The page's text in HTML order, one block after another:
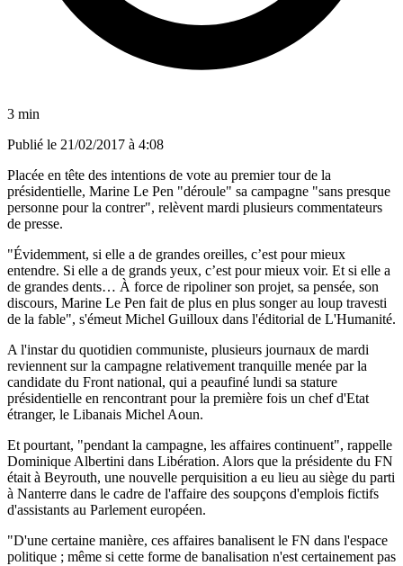
3 min
Publié le 21/02/2017 à 4:08
Placée en tête des intentions de vote au premier tour de la
présidentielle, Marine Le Pen "déroule" sa campagne "sans presque
personne pour la contrer", relèvent mardi plusieurs commentateurs
de presse.
"Évidemment, si elle a de grandes oreilles, c’est pour mieux
entendre. Si elle a de grands yeux, c’est pour mieux voir. Et si elle a
de grandes dents… À force de ripoliner son projet, sa pensée, son
discours, Marine Le Pen fait de plus en plus songer au loup travesti
de la fable", s'émeut Michel Guilloux dans l'éditorial de L'Humanité.
A l'instar du quotidien communiste, plusieurs journaux de mardi
reviennent sur la campagne relativement tranquille menée par la
candidate du Front national, qui a peaufiné lundi sa stature
présidentielle en rencontrant pour la première fois un chef d'Etat
étranger, le Libanais Michel Aoun.
Et pourtant, "pendant la campagne, les affaires continuent", rappelle
Dominique Albertini dans Libération. Alors que la présidente du FN
était à Beyrouth, une nouvelle perquisition a eu lieu au siège du parti
à Nanterre dans le cadre de l'affaire des soupçons d'emplois fictifs
d'assistants au Parlement européen.
"D'une certaine manière, ces affaires banalisent le FN dans l'espace
politique ; même si cette forme de banalisation n'est certainement pas